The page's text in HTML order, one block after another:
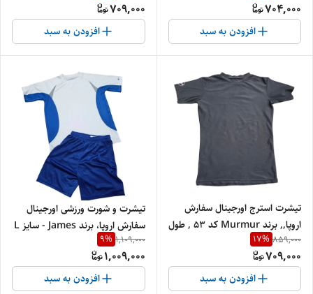
پنبه‌ای درجه‌یک
704,000
افزودن به سبد
709,000
افزودن به سبد
تیشرت استرج اورجینال سفارش
اروپا,, برند Murmur کد 53 , طول
۶۳، عرض ۴۳
859,000
17%
709,000
افزودن به سبد
تیشرت و شورت ورزشی اورجینال
سفارش اروپا، برند James - سایز L
1,109,000
9%
1,009,000
افزودن به سبد